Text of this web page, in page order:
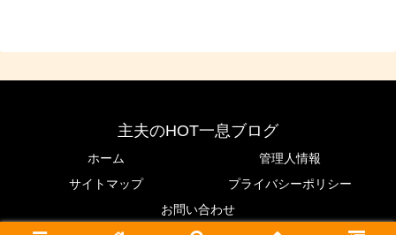
恐らくDカップくらいはあるのではないでしょうか。
そこで、吉田あかりさんの カップ数が分かりやすい画像
主夫のHOT一息ブログ
ホーム
管理人情報
サイトマップ
プライバシーポリシー
お問い合わせ